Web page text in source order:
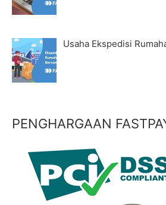
Usaha Ekspedisi
PENGHARGAAN